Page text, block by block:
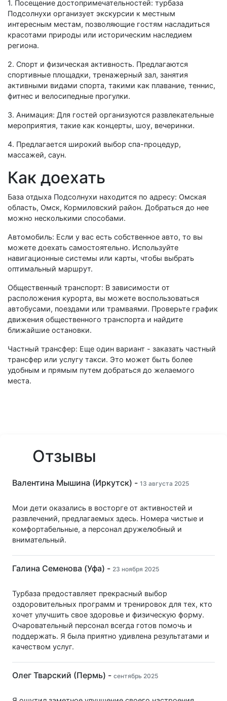
1. Посещение достопримечательностей: турбаза
Подсолнухи организует экскурсии к местным
интересным местам, позволяющие гостям насладиться
красотами природы или историческим наследием
региона.
2. Спорт и физическая активность. Предлагаются
спортивные площадки, тренажерный зал, занятия
активными видами спорта, такими как плавание, теннис,
фитнес и велосипедные прогулки.
3. Анимация: Для гостей организуются развлекательные
мероприятия, такие как концерты, шоу, вечеринки.
4. Предлагается широкий выбор спа-процедур,
массажей, саун.
Как доехать
База отдыха Подсолнухи находится по адресу: Омская
область, Омск, Кормиловский район. Добраться до нее
можно несколькими способами.
Автомобиль: Если у вас есть собственное авто, то вы
можете доехать самостоятельно. Используйте
навигационные системы или карты, чтобы выбрать
оптимальный маршрут.
Общественный транспорт: В зависимости от
расположения курорта, вы можете воспользоваться
автобусами, поездами или трамваями. Проверьте график
движения общественного транспорта и найдите
ближайшие остановки.
Частный трансфер: Еще один вариант - заказать частный
трансфер или услугу такси. Это может быть более
удобным и прямым путем добраться до желаемого
места.
Отзывы
Валентина Мышина (Иркутск) - 13 августа 2025
Мои дети оказались в восторге от активностей и
развлечений, предлагаемых здесь. Номера чистые и
комфортабельные, а персонал дружелюбный и
внимательный.
Галина Семенова (Уфа) - 23 ноября 2025
Турбаза предоставляет прекрасный выбор
оздоровительных программ и тренировок для тех, кто
хочет улучшить свое здоровье и физическую форму.
Очаровательный персонал всегда готов помочь и
поддержать. Я была приятно удивлена результатами и
качеством услуг.
Олег Тварский (Пермь) - сентябрь 2025